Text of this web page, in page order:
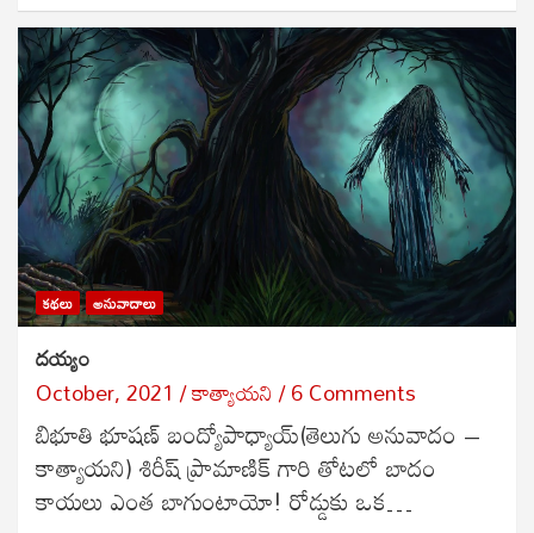
కథలు అనువాదాలు
దయ్యం
October, 2021 కాత్యాయని 6 Comments
బిభూతి భూషణ్ బంద్యోపాధ్యాయ్(తెలుగు అనువాదం –
కాత్యాయని) శిరీష్ ప్రామాణిక్ గారి తోటలో బాదం
కాయలు ఎంత బాగుంటాయో! రోడ్డుకు ఒక…